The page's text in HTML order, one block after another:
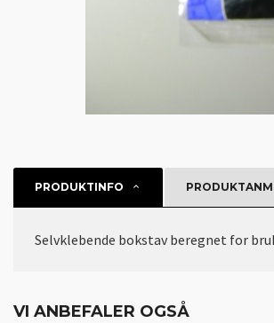
PRODUKTINFO
Selvklebende bokstav beregnet for
VI ANBEFALER OGSÅ